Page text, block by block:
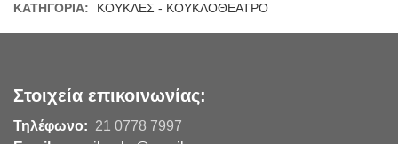
ΚΑΤΗΓΟΡΊΑ: ΚΟΥΚΛΕΣ - ΚΟΥΚΛΟΘΕΑΤΡΟ
Στοιχεία επικοινωνίας:
Τηλέφωνο: 21 0778 7997